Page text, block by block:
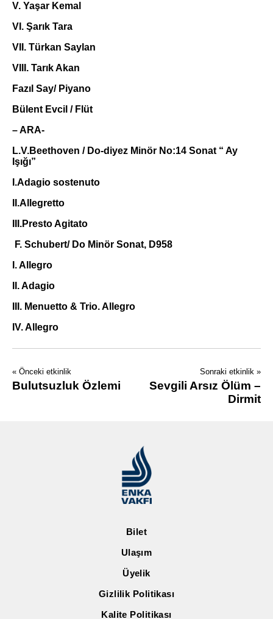
V. Yaşar Kemal
VI. Şarık Tara
VII. Türkan Saylan
VIII. Tarık Akan
Fazıl Say/ Piyano
Bülent Evcil / Flüt
– ARA-
L.V.Beethoven / Do-diyez Minör No:14 Sonat “ Ay
Işığı”
I.Adagio sostenuto
II.Allegretto
III.Presto Agitato
F. Schubert/ Do Minör Sonat, D958
I. Allegro
II. Adagio
III. Menuetto & Trio. Allegro
IV. Allegro
« Önceki etkinlik
Bulutsuzluk Özlemi
Sonraki etkinlik »
Sevgili Arsız Ölüm –
Dirmit
Bilet
Ulaşım
Üyelik
Gizlilik Politikası
Kalite Politikası